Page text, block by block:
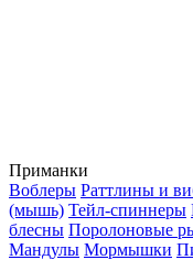
Приманки
Воблеры Раттлины и
(мышь) Тейл-спиннеры
блесны Поролоновые
Мандулы Мормышки